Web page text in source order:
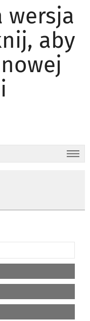
wersja
aby